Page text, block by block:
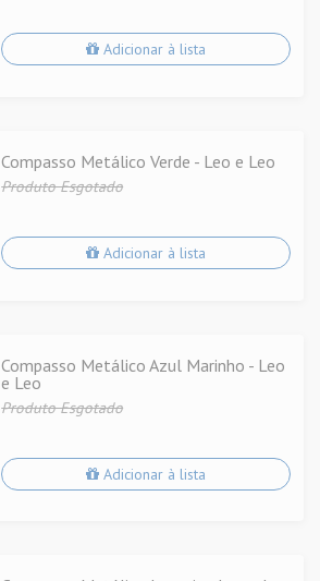
Adicionar à lista
Compasso Metálico Verde - Leo e Leo
Produto Esgotado
Adicionar à lista
Compasso Metálico Azul Marinho - Leo
e Leo
Produto Esgotado
Adicionar à lista